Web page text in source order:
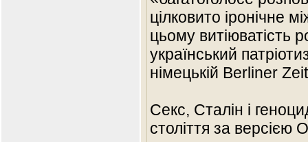
цілковито іронічне
цьому витіюватість
український
німецькій Berliner
Секс, Сталін і
століття за версією